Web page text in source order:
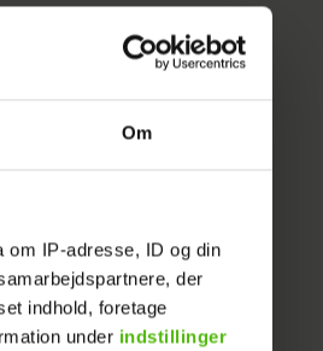
Om
om IP-adresse, ID og din
der
indhold, foretage
under indstillinger
dig på
hun
lægge
er det